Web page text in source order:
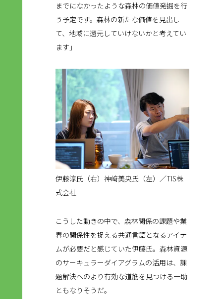
までになかったような森林の価値発掘を行
う予定です。森林の新たな価値を見出し
て、地域に還元していけないかと考えてい
ます」
伊藤淳氏（右）神﨑美央氏（左）／TIS株
式会社
こうした動きの中で、森林関係の課題や業
界の関係性を捉える共通言語となるアイテ
ムが必要だと感じていた伊藤氏。森林資源
のサーキュラーダイアグラムの活用は、課
題解決へのより有効な道筋を見つける一助
ともなりそうだ。